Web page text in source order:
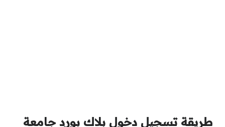
طريقة تسجيل دخول بلاك بورد جامعة